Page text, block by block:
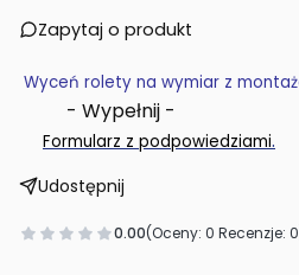
Zapytaj o produkt
Wyceń rolety na wymiar z
- Wypełnij -
Formularz z podpowiedziami.
Udostępnij
0.00(Oceny: 0 Recenzje: